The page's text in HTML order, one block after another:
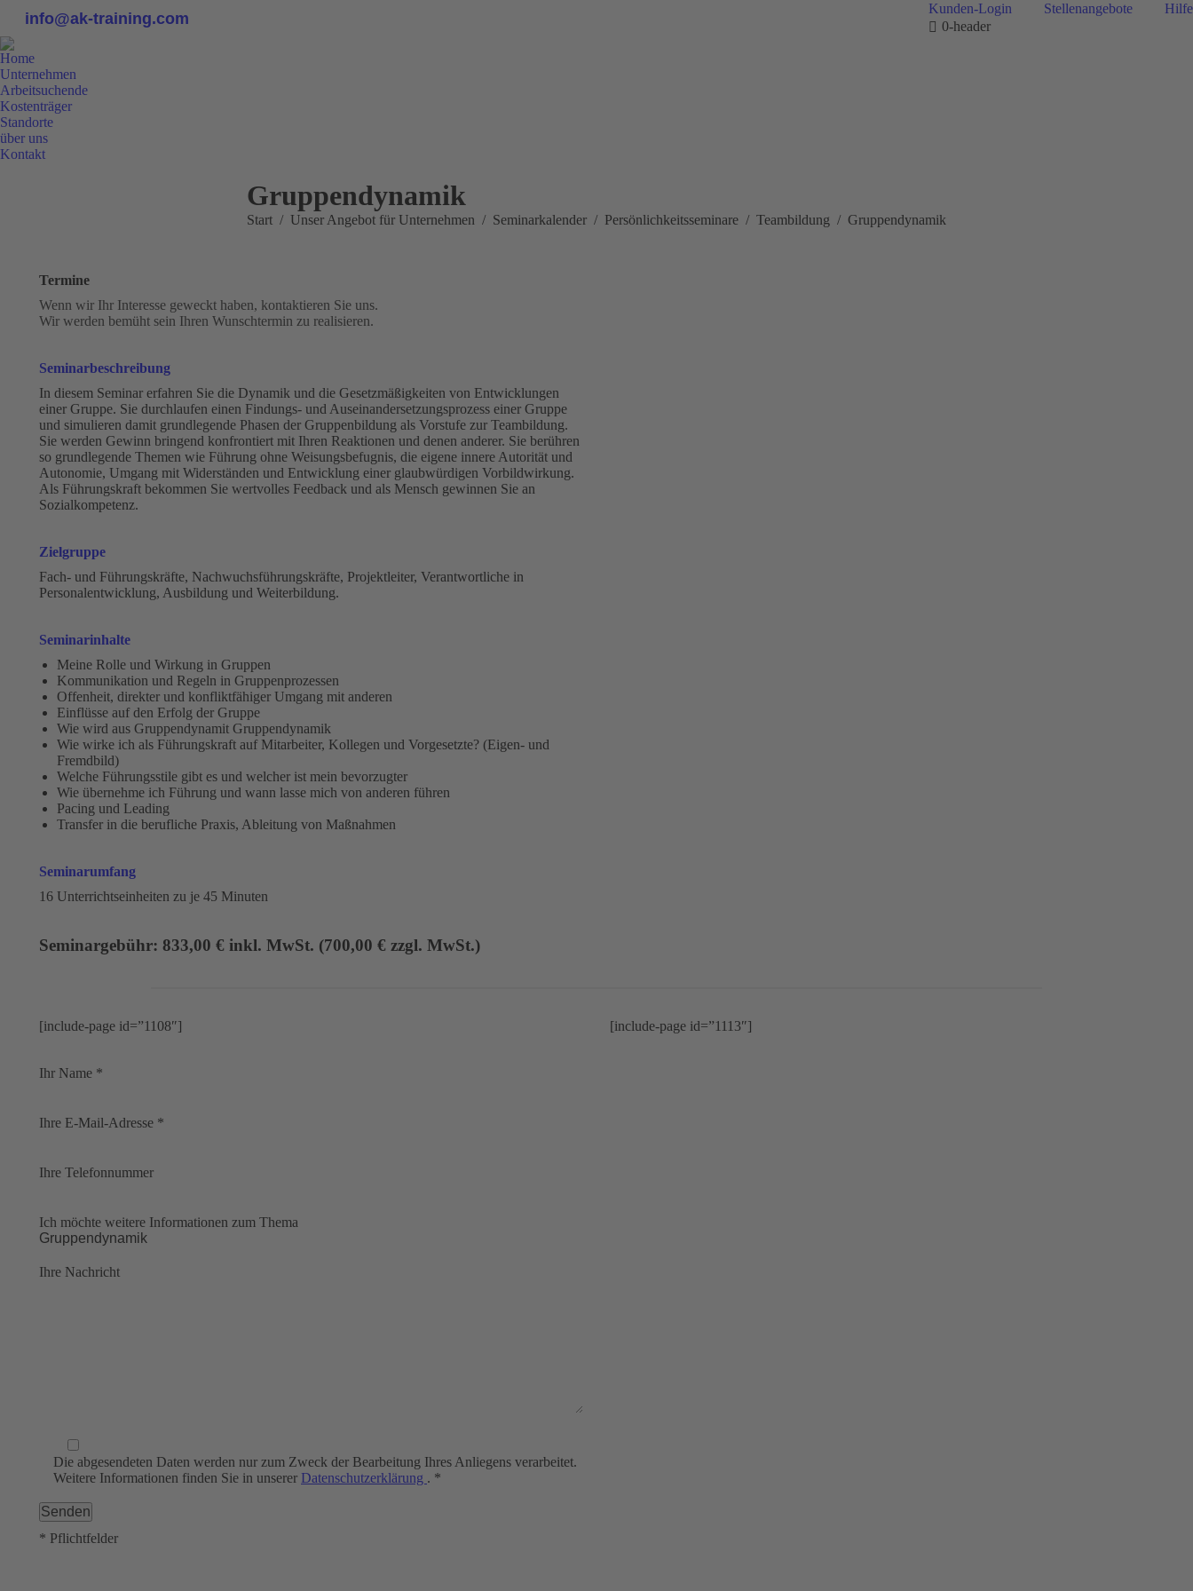
info@ak-training.com
Kunden-Login Stellenangebote
Hilfe
0-header
Home
Unternehmen
Arbeitsuchende
Kostenträger
Standorte
über uns
Kontakt
Gruppendynamik
Sie befinden sich hier:
Start Unser Angebot für Unternehmen Seminarkalender Persönlichkeitsseminare Teambildung Gruppendynamik
Termine
Wenn wir Ihr Interesse geweckt haben, kontaktieren Sie uns.
Wir werden bemüht sein Ihren Wunschtermin zu realisieren.
Seminarbeschreibung
In diesem Seminar erfahren Sie die Dynamik und die Gesetzmäßigkeiten von Entwicklungen
einer Gruppe. Sie durchlaufen einen Findungs- und Auseinandersetzungsprozess einer Gruppe
und simulieren damit grundlegende Phasen der Gruppenbildung als Vorstufe zur Teambildung.
Sie werden Gewinn bringend konfrontiert mit Ihren Reaktionen und denen anderer. Sie berühren
so grundlegende Themen wie Führung ohne Weisungsbefugnis, die eigene innere Autorität und
Autonomie, Umgang mit Widerständen und Entwicklung einer glaubwürdigen Vorbildwirkung.
Als Führungskraft bekommen Sie wertvolles Feedback und als Mensch gewinnen Sie an
Sozialkompetenz.
Zielgruppe
Fach- und Führungskräfte, Nachwuchsführungskräfte, Projektleiter, Verantwortliche in
Personalentwicklung, Ausbildung und Weiterbildung.
Seminarinhalte
Meine Rolle und Wirkung in Gruppen
Kommunikation und Regeln in Gruppenprozessen
Offenheit, direkter und konfliktfähiger Umgang mit anderen
Einflüsse auf den Erfolg der Gruppe
Wie wird aus Gruppendynamit Gruppendynamik
Wie wirke ich als Führungskraft auf Mitarbeiter, Kollegen und Vorgesetzte? (Eigen- und
Fremdbild)
Welche Führungsstile gibt es und welcher ist mein bevorzugter
Wie übernehme ich Führung und wann lasse mich von anderen führen
Pacing und Leading
Transfer in die berufliche Praxis, Ableitung von Maßnahmen
Seminarumfang
16 Unterrichtseinheiten zu je 45 Minuten
Seminargebühr: 833,00 € inkl. MwSt. (700,00 € zzgl. MwSt.)
[include-page id=”1108″]
Ihr Name *
Ihre E-Mail-Adresse *
Ihre Telefonnummer
Ich möchte weitere Informationen zum Thema
Ihre Nachricht
Die abgesendeten Daten werden nur zum Zweck der Bearbeitung Ihres Anliegens verarbeitet.
Weitere Informationen finden Sie in unserer Datenschutzerklärung . *
* Pflichtfelder
[include-page id=”1113″]